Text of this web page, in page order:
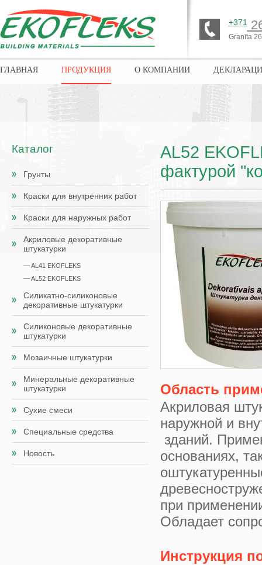
+371
Granīta
Каталог
Грунты
Краски для внутренних работ
Краски для наружных работ
Акриловые декоративные
штукатурки
— AL41 EKOFLEKS
— AL52 EKOFLEKS
Силикатно-силиконовые
декоративные штукатурки
Силиконовые декоративные
штукатурки
Мозаичные штукатурки
Минеральные декоративные
штукатурки
Сухие смеси
Специальные средства
Новость
AL52
фактурой
Область
Акриловая
наружной и
зданий.
основаниях,
при
Обладает
Инструкция
ГЛАВНАЯ ПРОДУКЦИЯ О КОМПАНИИ